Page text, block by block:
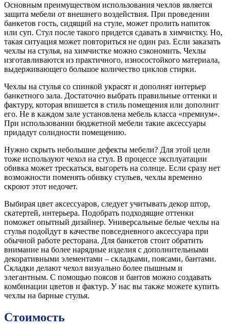
Основным преимуществом использования чехлов является
защита мебели от внешнего воздействия. При проведении
банкетов гость, сидящий на стуле, может пролить напиток
или суп. Стул после такого придется сдавать в химчистку. Но,
такая ситуация может повториться не один раз. Если заказать
чехлы на стулья, на химчистке можно сэкономить. Чехлы
изготавливаются из практичного, износостойкого материала,
выдерживающего большое количество циклов стирки.
Чехлы на стулья со спинкой украсят и дополнят интерьер
банкетного зала. Достаточно выбрать правильные оттенки и
фактуру, которая впишется в стиль помещения или дополнит
его. Не в каждом зале установлена мебель класса «премиум».
При использовании бюджетной мебели такие аксессуары
придадут солидности помещению.
Нужно скрыть небольшие дефекты мебели? Для этой цели
тоже используют чехол на стул. В процессе эксплуатации
обивка может трескаться, выгореть на солнце. Если сразу нет
возможности поменять обивку стульев, чехлы временно
скроют этот недочет.
Выбирая цвет аксессуаров, следует учитывать декор штор,
скатертей, интерьера. Подобрать подходящие оттенки
поможет опытный дизайнер. Универсальные белые чехлы на
стулья подойдут в качестве повседневного аксессуара при
обычной работе ресторана. Для банкетов стоит обратить
внимание на более нарядные изделия с дополнительными
декоративными элементами – складками, поясами, бантами.
Складки делают чехол визуально более пышным и
элегантным. С помощью поясов и бантов можно создавать
комбинации цветов и фактур. У нас вы также можете купить
чехлы на барные стулья.
Стоимость